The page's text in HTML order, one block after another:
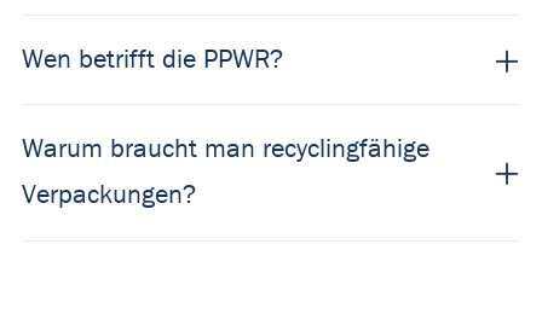
Wen betrifft die PPWR?
Warum braucht man recyclingfähige
Verpackungen?